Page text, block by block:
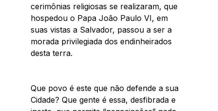
cerimônias religiosas se realizaram, que
hospedou o Papa João Paulo VI, em
suas vistas a Salvador, passou a ser a
morada privilegiada dos endinheirados
desta terra.
Que povo é este que não defende a sua
Cidade? Que gente é essa, desfibrada e